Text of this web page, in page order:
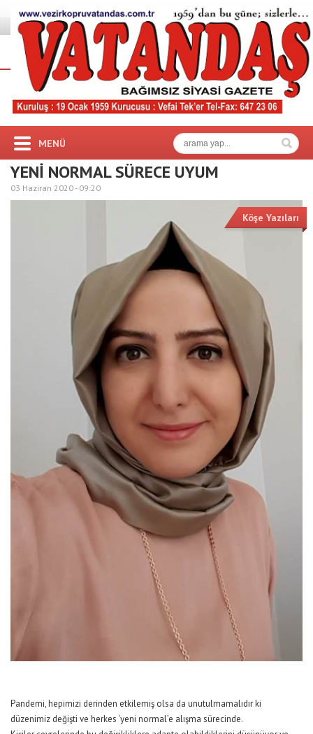
MENÜ
YENİ NORMAL SÜRECE UYUM
03 Haziran 2020 - 09:20
Köşe Yazıları
Pandemi, hepimizi derinden etkilemiş olsa da unutulmamalıdır ki
düzenimiz değişti ve herkes ‘yeni normal’e alışma sürecinde.